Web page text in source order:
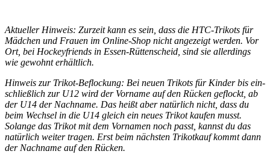
Aktu­el­ler Hin­weis: Zur­zeit kann es sein, dass die HTC-Tri­kots für
Mäd­chen und Frau­en im Online-Shop nicht ange­zeigt wer­den. Vor
Ort, bei Hockey­fri­ends in Essen-Rüt­ten­scheid, sind sie aller­dings
wie gewohnt erhält­lich.
Hin­weis zur Tri­kot-Beflo­ckung: Bei neu­en Tri­kots für Kin­der bis ein­
schließ­lich zur U12 wird der Vor­na­me auf den Rücken geflockt, ab
der U14 der Nach­na­me. Das heißt aber natür­lich nicht, dass du
beim Wech­sel in die U14 gleich ein neu­es Tri­kot kau­fen musst.
Solan­ge das Tri­kot mit dem Vor­na­men noch passt, kannst du das
natür­lich wei­ter tra­gen. Erst beim nächs­ten Tri­kot­kauf kommt dann
der Nach­na­me auf den Rücken.